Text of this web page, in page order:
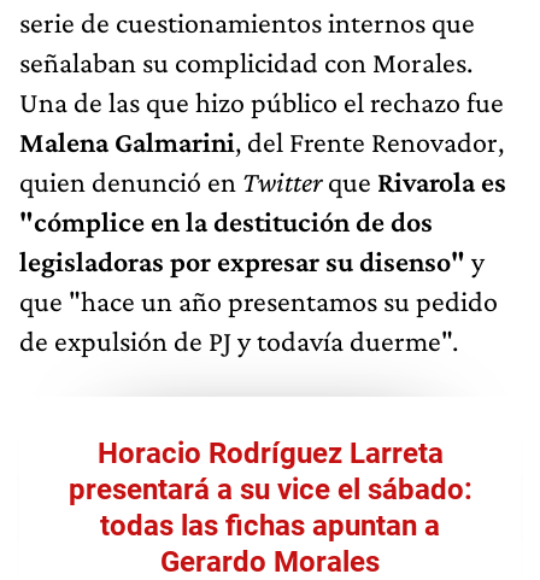
serie de cuestionamientos internos que
señalaban su complicidad con Morales.
Una de las que hizo público el rechazo fue
Malena Galmarini, del Frente Renovador,
quien denunció en Twitterque Rivarola es
"cómplice en la destitución de dos
legisladoras por expresar su disenso" y
que "hace un año presentamos su pedido
de expulsión de PJ y todavía duerme".
Horacio Rodríguez Larreta
presentará a su vice el sábado:
todas las fichas apuntan a
Gerardo Morales